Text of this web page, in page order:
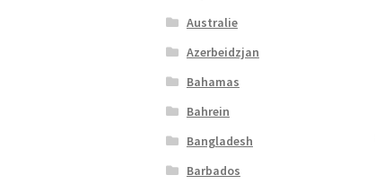
Australie
Azerbeidzjan
Bahamas
Bahrein
Bangladesh
Barbados